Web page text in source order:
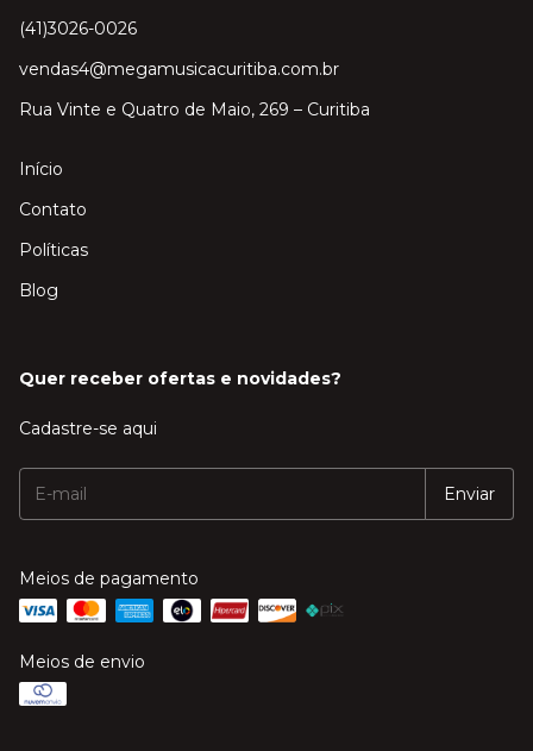
(41)3026-0026
vendas4@megamusicacuritiba.com.br
Rua Vinte e Quatro de Maio, 269 – Curitiba
Início
Contato
Políticas
Blog
Quer receber ofertas e novidades?
Cadastre-se aqui
Meios de pagamento
Meios de envio